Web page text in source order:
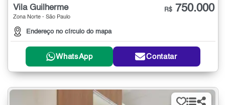
Vila Guilherme
Zona Norte - São Paulo
Endereço no círculo do mapa
R$ 750.000
WhatsApp Contatar